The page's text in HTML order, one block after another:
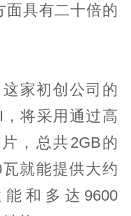
面具有二十倍的
家初创公司的
将采用通过高
，总共2GB的
就能提供大约
能和多达9600